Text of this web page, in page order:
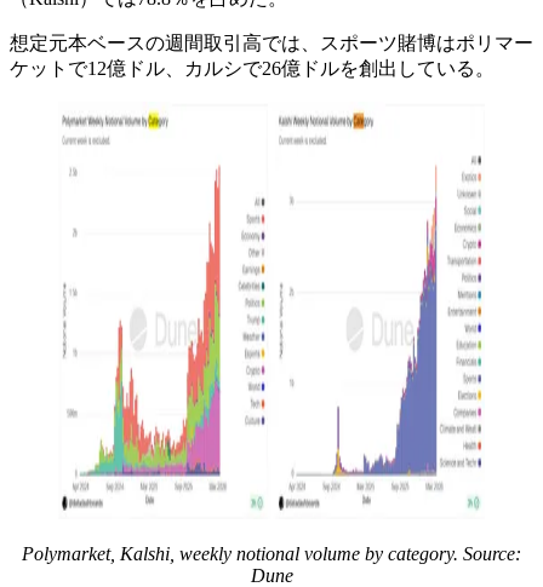
想定元本ベースの週間取引高では、スポーツ賭博はポリマー
ケットで12億ドル、カルシで26億ドルを創出している。
Polymarket, Kalshi, weekly notional volume by category. Source:
Dune